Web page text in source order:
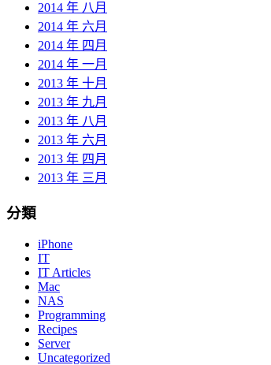
2014 年 八月
2014 年 六月
2014 年 四月
2014 年 一月
2013 年 十月
2013 年 九月
2013 年 八月
2013 年 六月
2013 年 四月
2013 年 三月
分類
iPhone
IT
IT Articles
Mac
NAS
Programming
Recipes
Server
Uncategorized